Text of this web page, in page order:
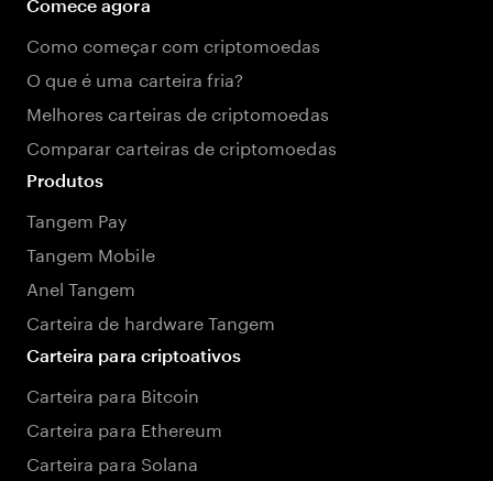
Comece agora
Como começar com criptomoedas
O que é uma carteira fria?
Melhores carteiras de criptomoedas
Comparar carteiras de criptomoedas
Produtos
Tangem Pay
Tangem Mobile
Anel Tangem
Carteira de hardware Tangem
Carteira para criptoativos
Carteira para Bitcoin
Carteira para Ethereum
Carteira para Solana